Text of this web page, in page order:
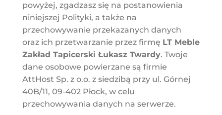
powyżej, zgadzasz się na postanowienia
niniejszej Polityki, a także na
przechowywanie przekazanych danych
oraz ich przetwarzanie przez firmę LT Meble
Zakład Tapicerski Łukasz Twardy. Twoje
dane osobowe powierzane są firmie
AttHost Sp. z o.o. z siedzibą przy ul. Górnej
40B/11, 09-402 Płock, w celu
przechowywania danych na serwerze.